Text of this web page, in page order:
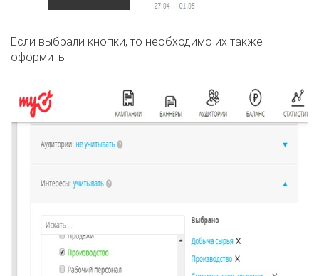
Если выбрали кнопки, то необходимо их также
оформить: